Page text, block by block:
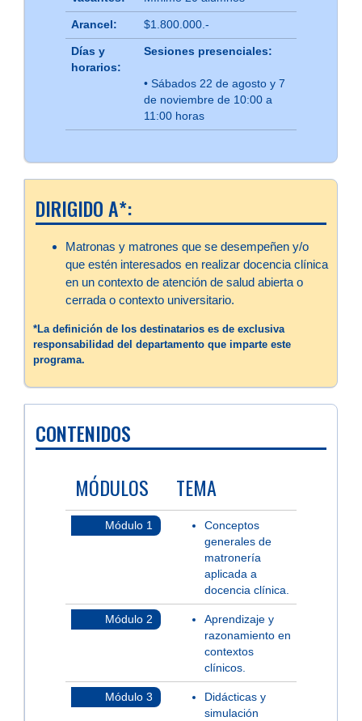
Arancel: $1.800.000.-
Días y
horarios:
Sesiones presenciales:
• Sábados 22 de agosto y 7
de noviembre de 10:00 a
11:00 horas
DIRIGIDO A*:
Matronas y matrones que se desempeñen y/o
que estén interesados en realizar docencia clínica
en un contexto de atención de salud abierta o
cerrada o contexto universitario.
*La definición de los destinatarios es de exclusiva
responsabilidad del departamento que imparte este
programa.
CONTENIDOS
MÓDULOS
TEMA
Módulo 1
Conceptos
generales de
matronería
aplicada a
docencia clínica.
Módulo 2
Aprendizaje y
razonamiento en
contextos
clínicos.
Módulo 3
Didácticas y
simulación